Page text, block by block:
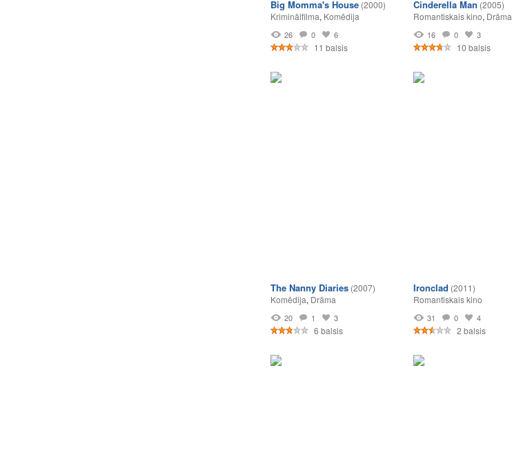
Big Momma's House (2000)
Kriminālfilma, Komēdija
26 0 6
11 balsis
Cinderella Man (2005)
Romantiskais kino, Drāma
16 0 3
10 balsis
The Nanny Diaries (2007)
Komēdija, Drāma
20 1 3
6 balsis
Ironclad (2011)
Romantiskais kino
31 0 4
2 balsis